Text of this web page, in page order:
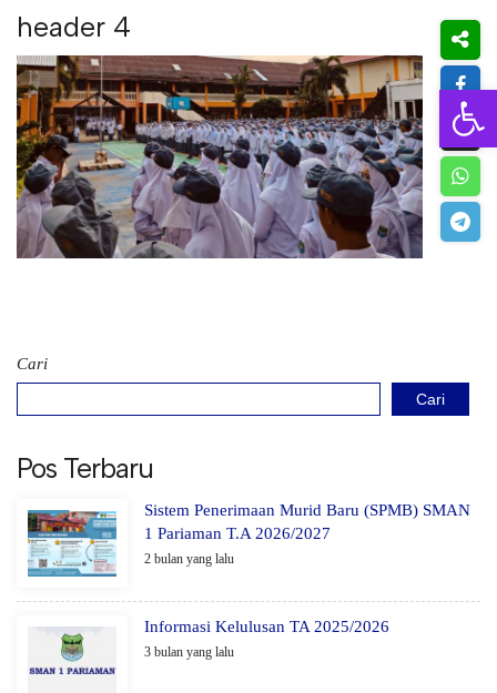
header 4
Cari
Cari
Pos Terbaru
Sistem Penerimaan Murid Baru (SPMB) SMAN
1 Pariaman T.A 2026/2027
2 bulan yang lalu
Informasi Kelulusan TA 2025/2026
3 bulan yang lalu